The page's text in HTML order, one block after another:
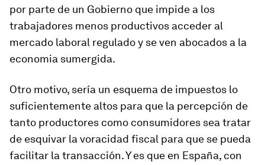
por parte de un Gobierno que impide a los
trabajadores menos productivos acceder al
mercado laboral regulado y se ven abocados a la
economia sumergida.
Otro motivo, sería un esquema de impuestos lo
suficientemente altos para que la percepción de
tanto productores como consumidores sea tratar
de esquivar la voracidad fiscal para que se pueda
facilitar la transacción. Y es que en España, con